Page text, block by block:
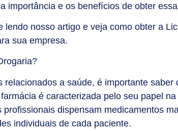
importância e os benefícios de obter
nosso artigo e veja como obter a
sua empresa.
a saúde, é importante saber
é caracterizada pelo seu papel
dispensam medicamentos
individuais de cada paciente.